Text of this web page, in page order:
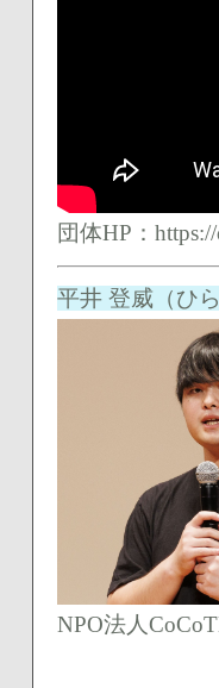
​団体HP：
平井 登威（ひ
NPO法人